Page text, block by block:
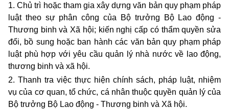
1. Chủ trì hoặc tham gia xây dựng văn bản quy phạm pháp
luật theo sự phân công của Bộ trưởng Bộ Lao động -
Thương binh và Xã hội; kiến nghị cấp có thẩm quyền sửa
đổi, bồ sung hoặc ban hành các văn bản quy phạm pháp
luật phù hợp với yêu cầu quản lý nhà nước về lao động,
thương binh và xã hội.
2. Thanh tra việc thực hiện chính sách, pháp luật, nhiệm
vụ của cơ quan, tổ chức, cá nhân thuộc quyền quản lý của
Bộ trưởng Bộ Lao động - Thương binh và Xã hội.